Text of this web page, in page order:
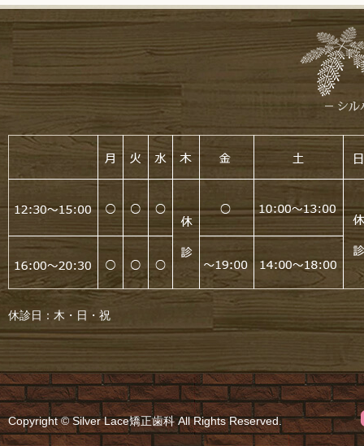
休診日：木・日・祝
Copyright © Silver Lace矯正歯科 All Rights Reserved.